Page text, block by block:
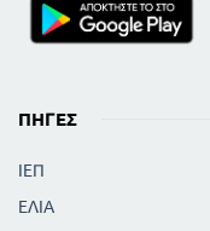
ΠΗΓΈΣ
ΙΕΠ
ΕΛΙΑ